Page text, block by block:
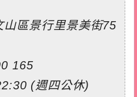
區景行里景美街75
165
(週四公休)